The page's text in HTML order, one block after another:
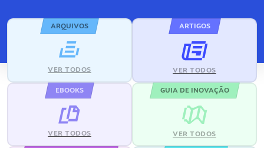
ARQUIVOS
VER TODOS
ARTIGOS
VER TODOS
EBOOKS
VER TODOS
GUIA DE INOVAÇÃO
VER TODOS